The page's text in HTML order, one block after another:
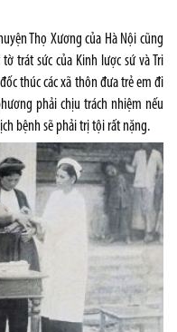
Thọ Xương của Hà Nội cũng
trát sức của Kinh lược sứ và Tri
thúc các xã thôn đưa trẻ em đi
phải chịu trách nhiệm nếu
bệnh sẽ phải trị tội rất nặng.